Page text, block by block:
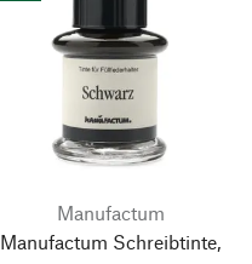
Manufactum
Manufactum Schreibtinte,